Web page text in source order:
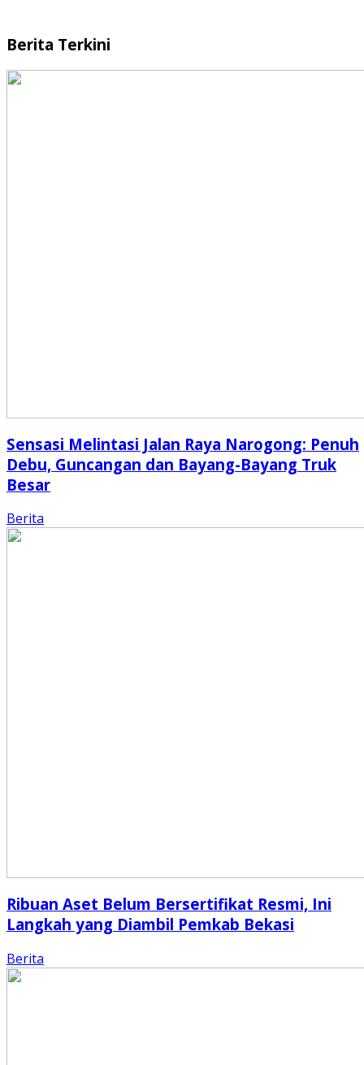
Berita Terkini
Sensasi Melintasi Jalan Raya Narogong: Penuh
Debu, Guncangan dan Bayang-Bayang Truk
Besar
Berita
Ribuan Aset Belum Bersertifikat Resmi, Ini
Langkah yang Diambil Pemkab Bekasi
Berita